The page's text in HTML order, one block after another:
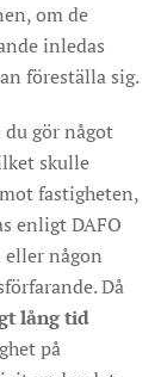
om de
inledas
föreställa sig.
gör något
skulle
fastigheten,
enligt DAFO
någon
Då
lång tid
på